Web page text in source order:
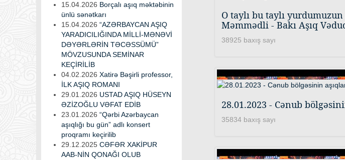
O taylı bu taylı
Məmmədli - Bakı Aşıq
38925 baxış sayı
28.01.2023 - Cənub
35834 baxış sayı
15.04.2026 Borçalı aşıq məktəbinin
ünlü sənətkarı
15.04.2026 “AZƏRBAYCAN AŞIQ
YARADICILIĞINDA MİLLİ-MƏNƏVİ
DƏYƏRLƏRİN TƏCƏSSÜMÜ”
MÖVZUSUNDA SEMİNAR
KEÇİRİLİB
04.02.2026 Xatirə Bəşirli professor,
İLK AŞIQ ROMANI
29.01.2026 USTAD AŞIQ HÜSEYN
ƏZİZOĞLU VƏFAT EDİB
23.01.2026 “Qərbi Azərbaycan
aşıqlığı bu gün” adlı konsert
proqramı keçirilib
29.12.2025 CƏFƏR XAKİPUR
AAB-NİN QONAĞI OLUB